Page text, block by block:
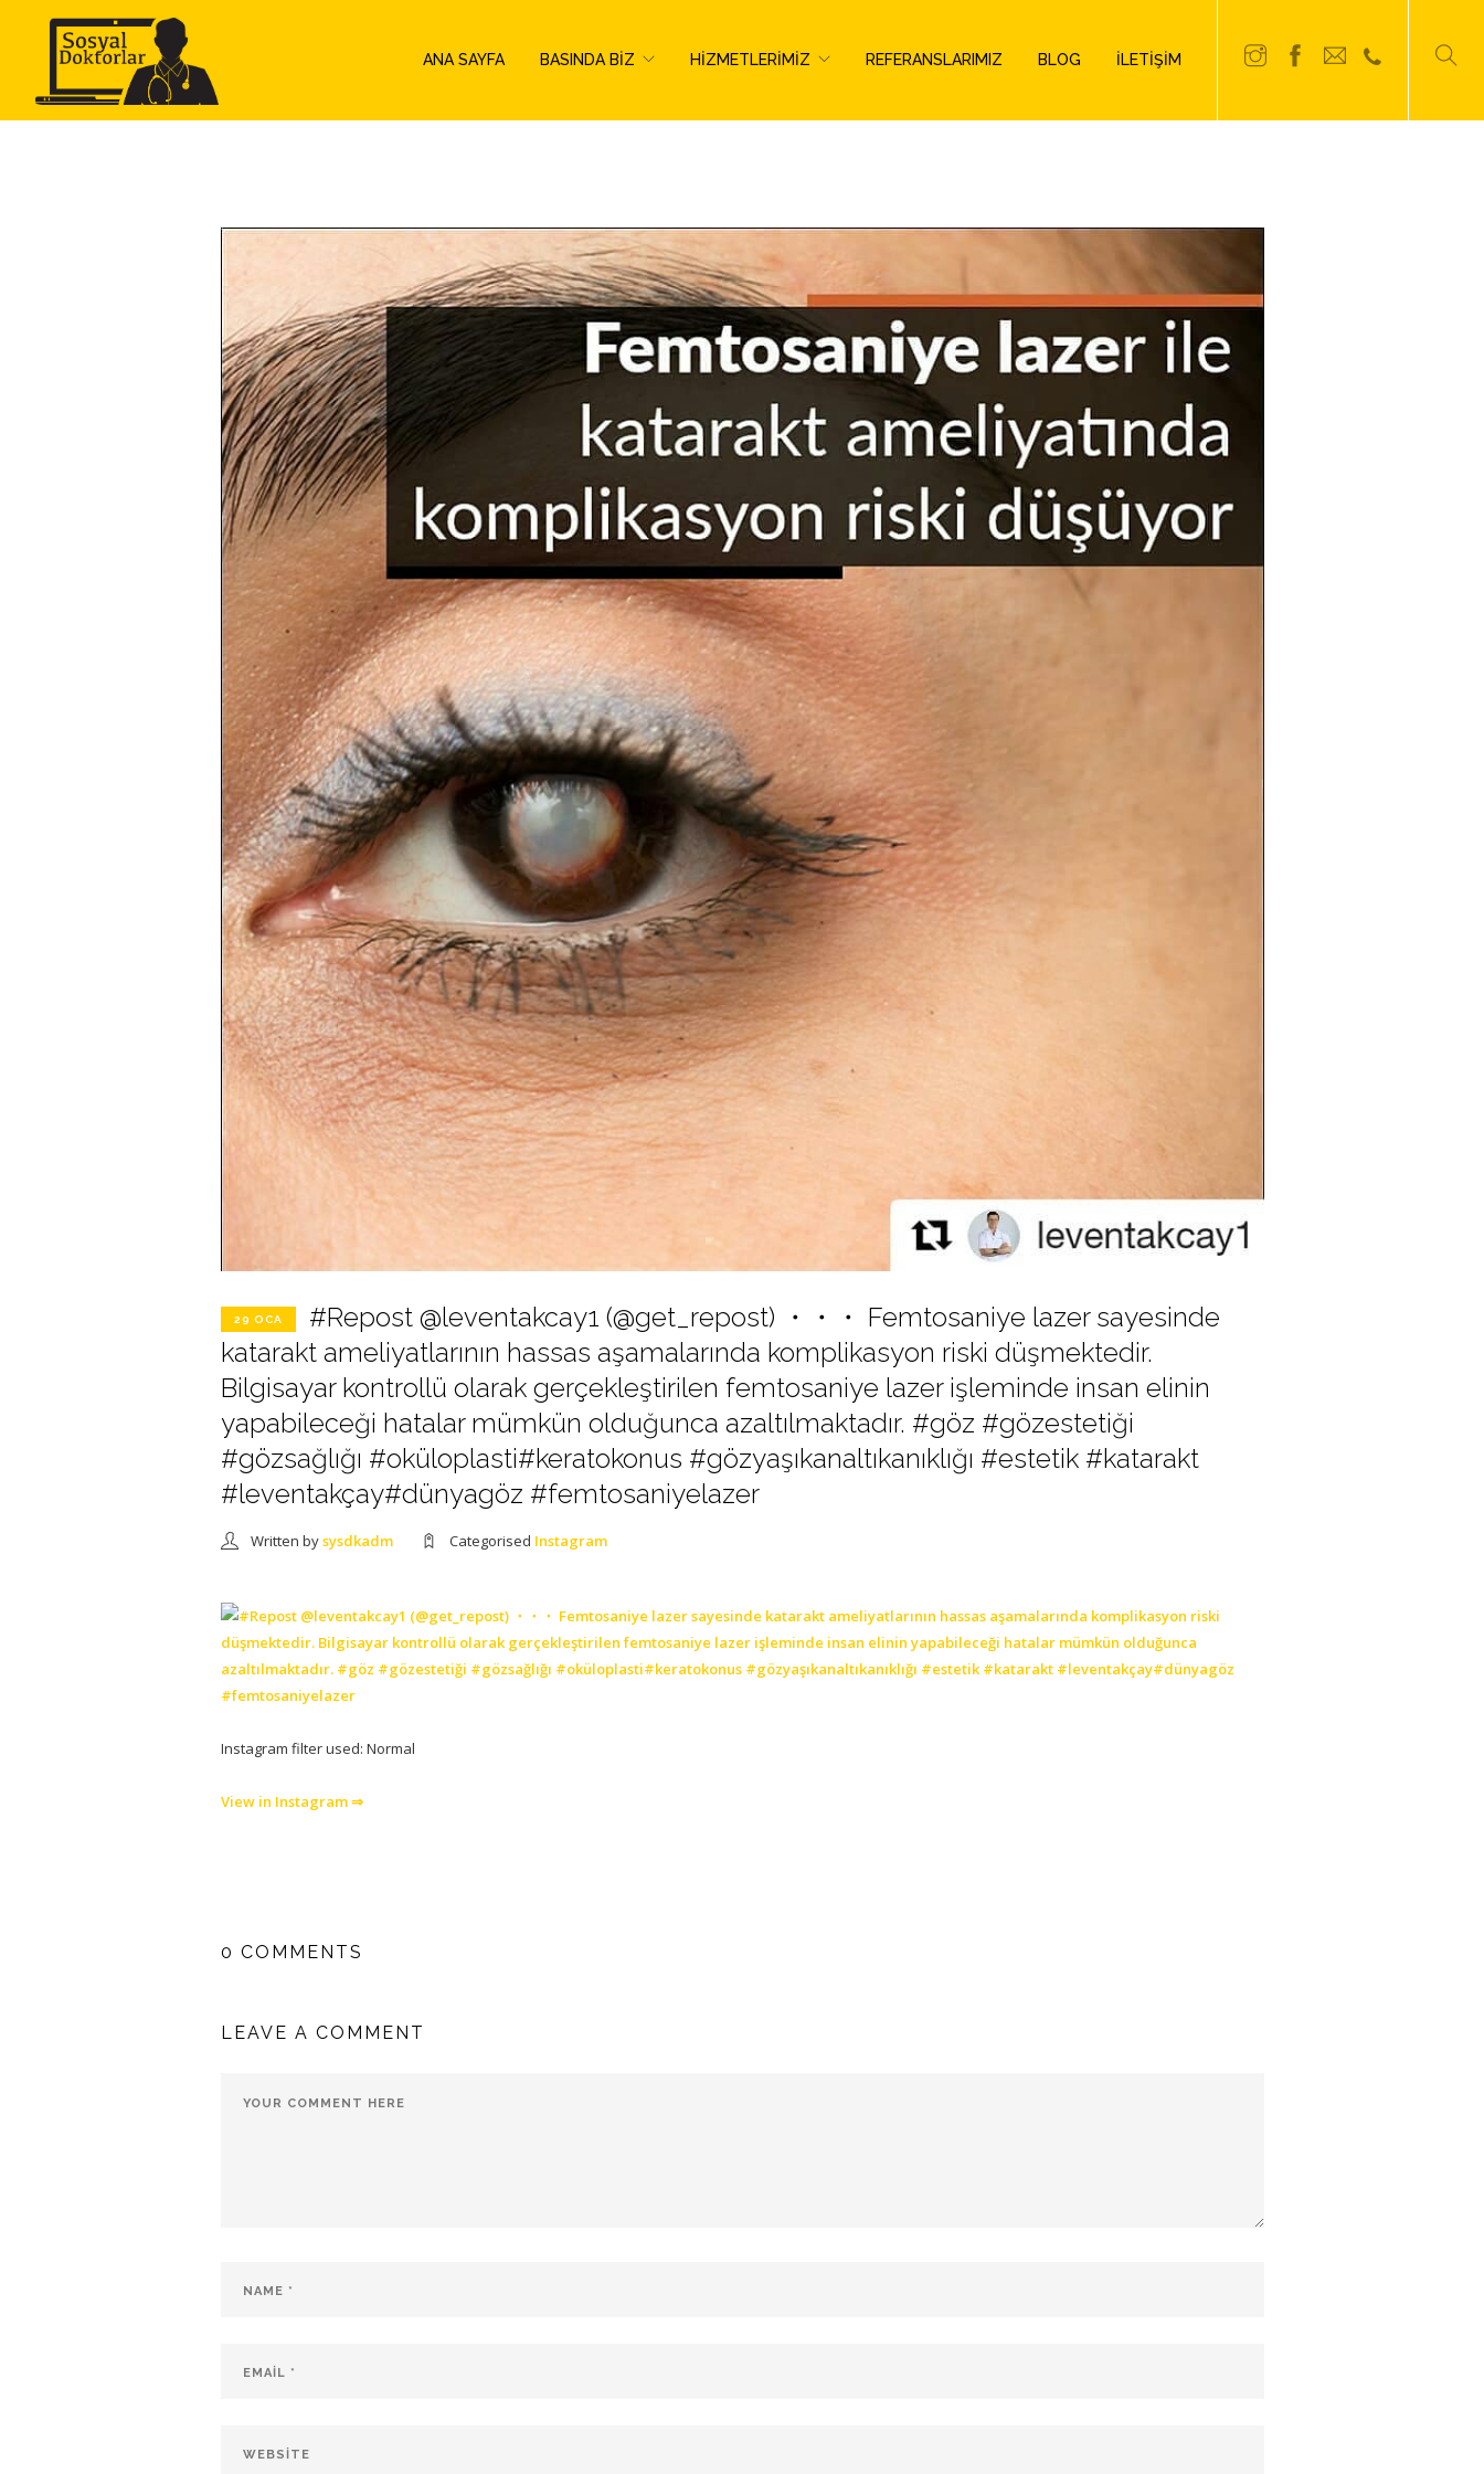
ANA SAYFA BASINDA BIZ HIZMETLERIMIZ REFERANSLARIMIZ BLOG İLETIŞIM
29 OCA
#Repost @leventakcay1 (@get_repost) ・・・ Femtosaniye lazer sayesinde
katarakt ameliyatlarının hassas aşamalarında komplikasyon riski düşmektedir.
Bilgisayar kontrollü olarak gerçekleştirilen femtosaniye lazer işleminde insan elinin
yapabileceği hatalar mümkün olduğunca azaltılmaktadır. #göz #gözestetiği
#gözsağlığı #oküloplasti#keratokonus #gözyaşıkanaltıkanıklığı #estetik #katarakt
#leventakçay#dünyagöz #femtosaniyelazer
Written bysysdkadm Categorised Instagram
Instagram filter used: Normal
View in Instagram ⇒
0 COMMENTS
LEAVE A COMMENT